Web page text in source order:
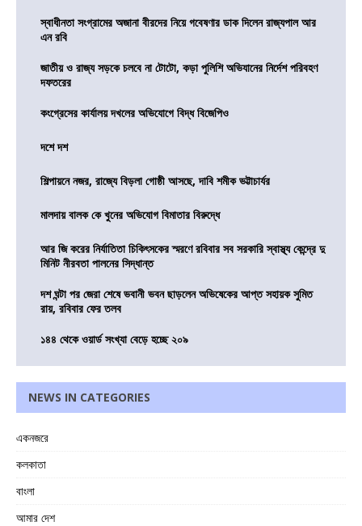
স্বাধীনতা সংগ্রামের অজানা বীরদের নিয়ে গবেষণার ডাক দিলেন রাজ্যপাল আর
এন রবি
জাতীয় ও রাজ্য সড়কে চলবে না টোটো, কড়া পুলিশি অভিযানের নির্দেশ পরিবহণ
দফতরের
কংগ্রেসের কার্যালয় দখলের অভিযোগে বিদ্ধ বিজেপিও
দশে দশ
শিল্পায়নে নজর, রাজ্যে বিড়লা গোষ্ঠী আসছে, দাবি শমীক ভট্টাচার্যর
মালদায় বালক কে খুনের অভিযোগ বিমাতার বিরুদ্ধে
আর জি করের নির্যাতিতা চিকিৎসকের স্মরণে রবিবার সব সরকারি স্বাস্থ্য কেন্দ্রে দু
মিনিট নীরবতা পালনের সিদ্ধান্ত
দশ ঘন্টা পর জেরা শেষে ভবানী ভবন ছাড়লেন অভিষেকের আপ্ত সহায়ক সুমিত
রায়, রবিবার ফের তলব
১৪৪ থেকে ওয়ার্ড সংখ্যা বেড়ে হচ্ছে ২০৯
NEWS IN CATEGORIES
একনজরে
কলকাতা
বাংলা
আমার দেশ